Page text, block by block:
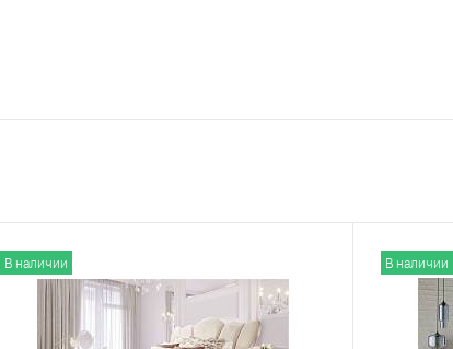
В наличии В наличии